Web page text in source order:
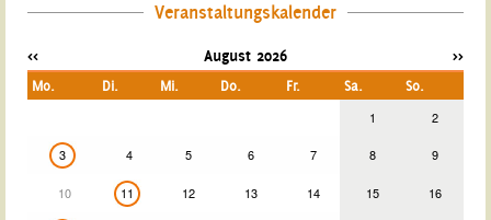
Veranstaltungskalender
<< August 2026 >>
Mo. Di. Mi. Do. Fr. Sa. So.
1 2
3 4 5 6 7 8 9
10 11 12 13 14 15 16